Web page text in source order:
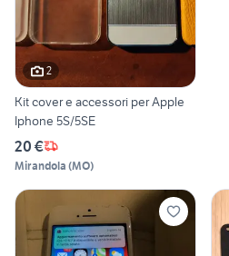
2
Kit cover e accessori per Apple
Iphone 5S/5SE
20 €
Mirandola (MO)